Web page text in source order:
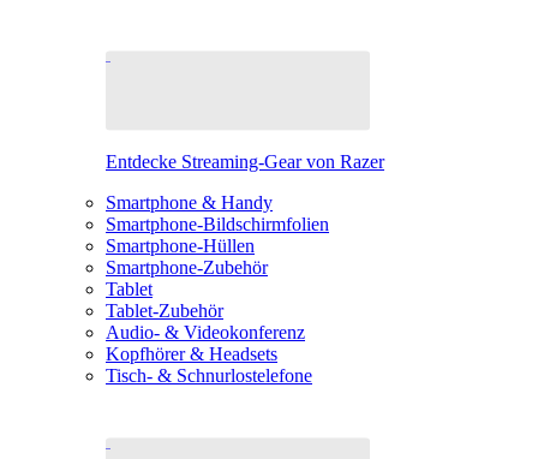
Entdecke Streaming-Gear von Razer
Smartphone & Handy
Smartphone-Bildschirmfolien
Smartphone-Hüllen
Smartphone-Zubehör
Tablet
Tablet-Zubehör
Audio- & Videokonferenz
Kopfhörer & Headsets
Tisch- & Schnurlostelefone